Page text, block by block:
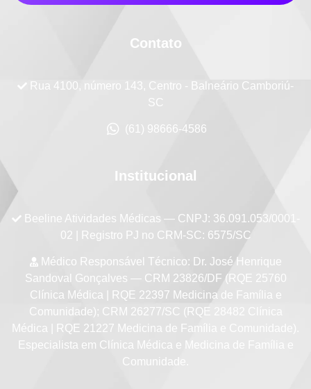
Contato
Rua 4100, número 143, Centro - Balneário Camboriú-
SC
(61) 98666-4586
Institucional
Beeline Atividades Médicas — CNPJ: 36.091.053/0001-
02 | Registro PJ no CRM-SC: 6575/SC
Médico Responsável Técnico: Dr. José Henrique
Sandoval Gonçalves — CRM 23826/DF (RQE 25760
Clínica Médica | RQE 22397 Medicina de Família e
Comunidade); CRM 26277/SC (RQE 28482 Clínica
Médica | RQE 21227 Medicina de Família e Comunidade).
Especialista em Clínica Médica e Medicina de Família e
Comunidade.